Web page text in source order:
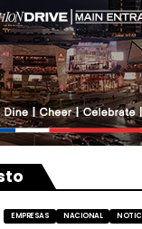
EMPRESAS NACIONAL